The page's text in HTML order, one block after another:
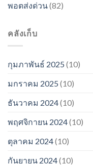
พอตส่งด่วน(82)
คลังเก็บ
กุมภาพันธ์ 2025 (10)
มกราคม 2025 (10)
ธันวาคม 2024(10)
พฤศจิกายน 2024(10)
ตุลาคม 2024(10)
กันยายน 2024(10)